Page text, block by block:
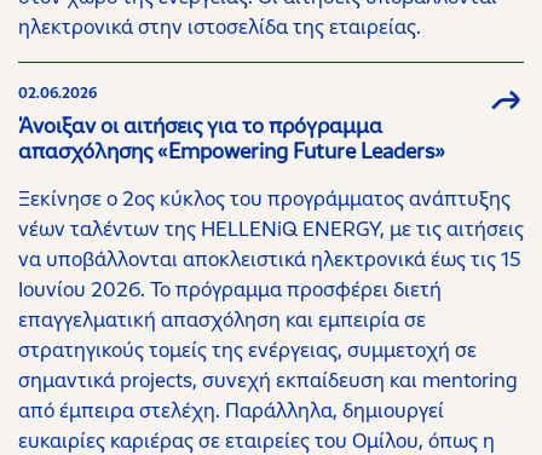
ηλεκτρονικά στην ιστοσελίδα της εταιρείας.
02.06.2026
Άνοιξαν οι αιτήσεις για το πρόγραμμα
απασχόλησης «Empowering Future Leaders»
Ξεκίνησε ο 2ος κύκλος του προγράμματος ανάπτυξης
νέων ταλέντων της HELLENiQ ENERGY, με τις αιτήσεις
να υποβάλλονται αποκλειστικά ηλεκτρονικά έως τις 15
Ιουνίου 2026. Το πρόγραμμα προσφέρει διετή
επαγγελματική απασχόληση και εμπειρία σε
στρατηγικούς τομείς της ενέργειας, συμμετοχή σε
σημαντικά projects, συνεχή εκπαίδευση και mentoring
από έμπειρα στελέχη. Παράλληλα, δημιουργεί
ευκαιρίες καριέρας σε εταιρείες του Ομίλου, όπως η